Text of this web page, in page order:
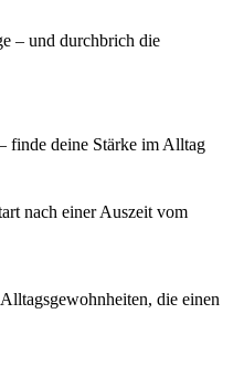
– und durchbrich die
finde deine Stärke im Alltag
nach einer Auszeit vom
die einen